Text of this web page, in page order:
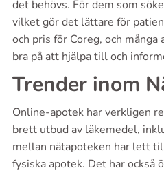
det behövs. För dem som
vilket gör det lättare för
och pris för Coreg, och
bra på att hjälpa till och
Trender inom
Online-apotek har verkligen
brett utbud av läkemedel,
mellan nätapoteken har lett
fysiska apotek. Det har också